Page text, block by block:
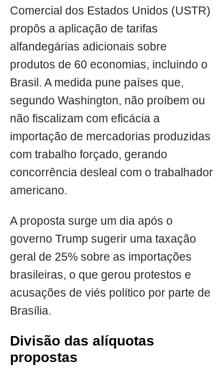
Comercial dos Estados Unidos (USTR)
propôs a aplicação de tarifas
alfandegárias adicionais sobre
produtos de 60 economias, incluindo o
Brasil. A medida pune países que,
segundo Washington, não proíbem ou
não fiscalizam com eficácia a
importação de mercadorias produzidas
com trabalho forçado, gerando
concorrência desleal com o trabalhador
americano.
A proposta surge um dia após o
governo Trump sugerir uma taxação
geral de 25% sobre as importações
brasileiras, o que gerou protestos e
acusações de viés político por parte de
Brasília.
Divisão das alíquotas
propostas